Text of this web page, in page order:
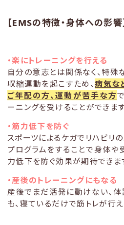
【EMSの特徴・身体への影響
・楽にトレーニングを行える
自分の意志とは関係なく、特
収縮運動を起こすため、病気な
ご年配の方、運動が苦手な方
ーニングを受けることができます
・筋力低下を防ぐ
スポーツによるケガでリハビリ
プログラムをすることで身体
力低下を防ぐ効果が期待できま
・産後のトレーニングにもなる
産後でまだ活発に動けない、
も、寝ているだけで筋トレが行え